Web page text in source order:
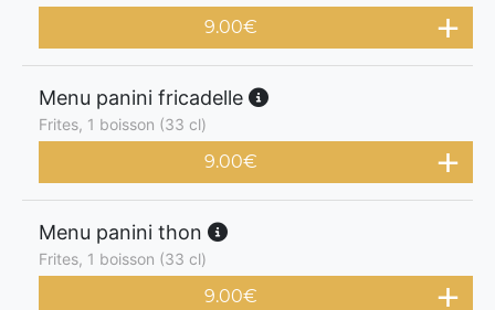
9.00€
Menu panini fricadelle
Frites, 1 boisson (33 cl)
9.00€
Menu panini thon
Frites, 1 boisson (33 cl)
9.00€